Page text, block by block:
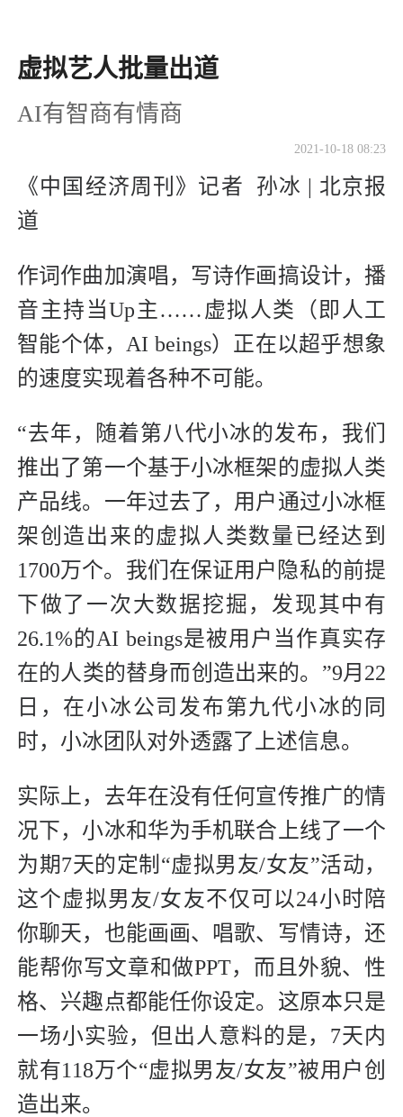
虚拟艺人批量出道
AI有智商有情商
2021-10-18 08:23
《中国经济周刊》记者 孙冰 | 北京报
道
作词作曲加演唱，写诗作画搞设计，播
音主持当Up主……虚拟人类（即人工
智能个体，AI beings）正在以超乎想象
的速度实现着各种不可能。
“去年，随着第八代小冰的发布，我们
推出了第一个基于小冰框架的虚拟人类
产品线。一年过去了，用户通过小冰框
架创造出来的虚拟人类数量已经达到
1700万个。我们在保证用户隐私的前提
下做了一次大数据挖掘，发现其中有
26.1%的AI beings是被用户当作真实存
在的人类的替身而创造出来的。”9月22
日，在小冰公司发布第九代小冰的同
时，小冰团队对外透露了上述信息。
实际上，去年在没有任何宣传推广的情
况下，小冰和华为手机联合上线了一个
为期7天的定制“虚拟男友/女友”活动，
这个虚拟男友/女友不仅可以24小时陪
你聊天，也能画画、唱歌、写情诗，还
能帮你写文章和做PPT，而且外貌、性
格、兴趣点都能任你设定。这原本只是
一场小实验，但出人意料的是，7天内
就有118万个“虚拟男友/女友”被用户创
造出来。